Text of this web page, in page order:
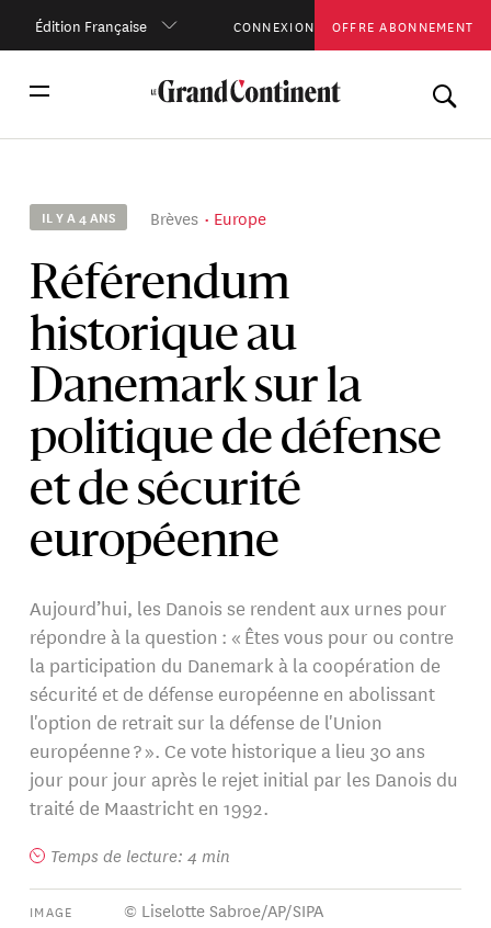
Édition Française CONNEXION OFFRE ABONNEMENT
IL Y A 4 ANS Brèves Europe
Référendum
historique au
Danemark sur la
politique de défense
et de sécurité
européenne
Aujourd’hui, les Danois se rendent aux urnes pour
répondre à la question : « Êtes vous pour ou contre
la participation du Danemark à la coopération de
sécurité et de défense européenne en abolissant
l'option de retrait sur la défense de l'Union
européenne ? ». Ce vote historique a lieu 30 ans
jour pour jour après le rejet initial par les Danois du
traité de Maastricht en 1992.
Temps de lecture: 4 min
IMAGE © Liselotte Sabroe/AP/SIPA